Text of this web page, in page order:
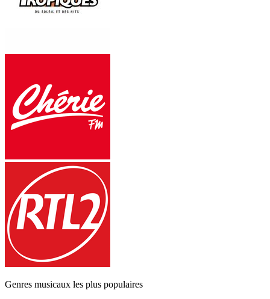
Genres musicaux les plus populaires